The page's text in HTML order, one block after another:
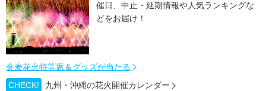
催日、中止・延期情報や人気ランキングな
どをお届け！
金麦花火特等席＆グッズが当たる
CHECK!
九州・沖縄の花火開催カレンダー